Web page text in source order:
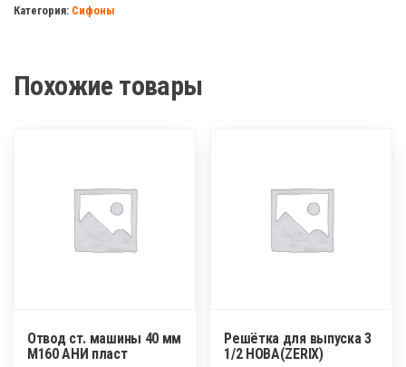
душевого
V120-
Категория: Сифоны
Похожие товары
Отвод ст. машины 40 мм
М160 АНИ пласт
Решётка для выпуска 3
1/2 НОВА(ZERIX)